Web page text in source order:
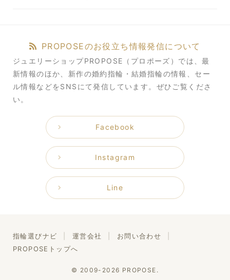
PROPOSEのお役立ち情報発信について
ジュエリーショップPROPOSE（プロポーズ）では、最
新情報のほか、新作の婚約指輪・結婚指輪の情報、セー
ル情報などをSNSにて発信しています。ぜひご覧くださ
い。
Facebook
Instagram
Line
指輪選びナビ 運営会社
お問い合わせ
PROPOSEトップへ
© 2009-2026 PROPOSE.